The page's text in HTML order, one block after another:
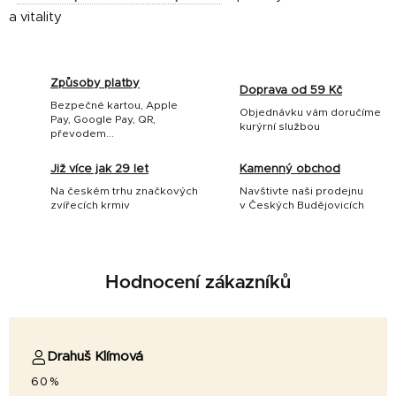
a vitality
Způsoby platby
Bezpečné kartou, Apple
Pay, Google Pay, QR,
převodem...
Doprava od 59 Kč
Objednávku vám doručíme
kurýrní službou
Již více jak 29 let
Na českém trhu značkových
zvířecích krmiv
Kamenný obchod
Navštivte naši prodejnu
v Českých Budějovicích
Hodnocení zákazníků
Drahuš Klímová
60%